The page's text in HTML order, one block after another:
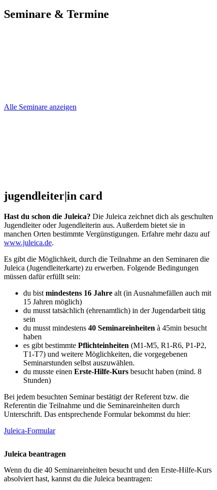
Seminare & Termine
Alle Seminare anzeigen
jugendleiter|in card
Hast du schon die Juleica? Die Juleica zeichnet dich als geschulten
Jugendleiter oder Jugendleiterin aus. Außerdem bietet sie in
manchen Orten bestimmte Vergünstigungen. Erfahre mehr dazu auf
www.juleica.de.
Es gibt die Möglichkeit, durch die Teilnahme an den Seminaren die
Juleica (Jugendleiterkarte) zu erwerben. Folgende Bedingungen
müssen dafür erfüllt sein:
du bist mindestens 16 Jahre alt (in Ausnahmefällen auch mit
15 Jahren möglich)
du musst tatsächlich (ehrenamtlich) in der Jugendarbeit tätig
sein
du musst mindestens 40 Seminareinheiten à 45min besucht
haben
es gibt bestimmte Pflichteinheiten (M1-M5, R1-R6, P1-P2,
T1-T7) und weitere Möglichkeiten, die vorgegebenen
Seminarstunden selbst auszuwählen.
du musste einen Erste-Hilfe-Kurs besucht haben (mind. 8
Stunden)
Bei jedem besuchten Seminar bestätigt der Referent bzw. die
Referentin die Teilnahme und die Seminareinheiten durch
Unterschrift. Das entsprechende Formular bekommst du hier:
Juleica-Formular
Juleica beantragen
Wenn du die 40 Seminareinheiten besucht und den Erste-Hilfe-Kurs
absolviert hast, kannst du die Juleica beantragen: